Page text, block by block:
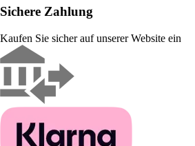
Sichere Zahlung
Kaufen Sie sicher auf unserer Website ein